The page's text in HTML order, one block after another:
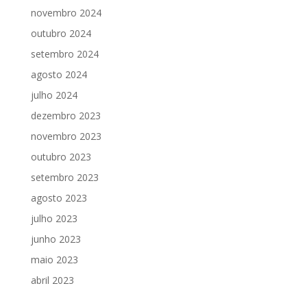
novembro 2024
outubro 2024
setembro 2024
agosto 2024
julho 2024
dezembro 2023
novembro 2023
outubro 2023
setembro 2023
agosto 2023
julho 2023
junho 2023
maio 2023
abril 2023